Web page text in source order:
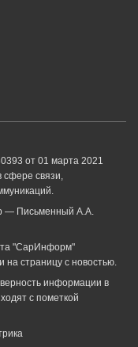
от 01 марта 2021
связи,
— Письменный А.А.
"СарИнформ"
на страницу с новостью.
информации в
с пометкой